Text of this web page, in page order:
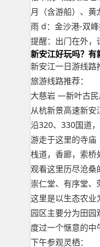
月（含游船）、
雨 d：金沙港-双
提醒：出门在外，
新安江好玩吗？有
新安江一日游线路
旅游线路推荐：
大慈岩 —新叶古
从杭新景高速新安
沿320、330国道
游走于这里的寺庙
栈道，香廊，索桥
观看这里历尽沧桑
崇仁堂、有序堂、
这里是以生态农业
园区主要分为田园
度过一个惬意的中
下午参观灵栖：